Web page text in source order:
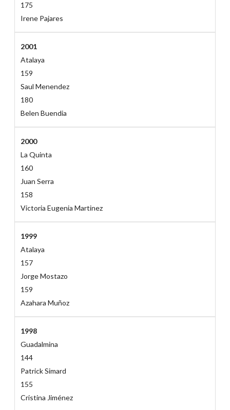
175
Irene Pajares
2001
Atalaya
159
Saul Menendez
180
Belen Buendia
2000
La Quinta
160
Juan Serra
158
Victoria Eugenia Martinez
1999
Atalaya
157
Jorge Mostazo
159
Azahara Muñoz
1998
Guadalmina
144
Patrick Simard
155
Cristina Jiménez